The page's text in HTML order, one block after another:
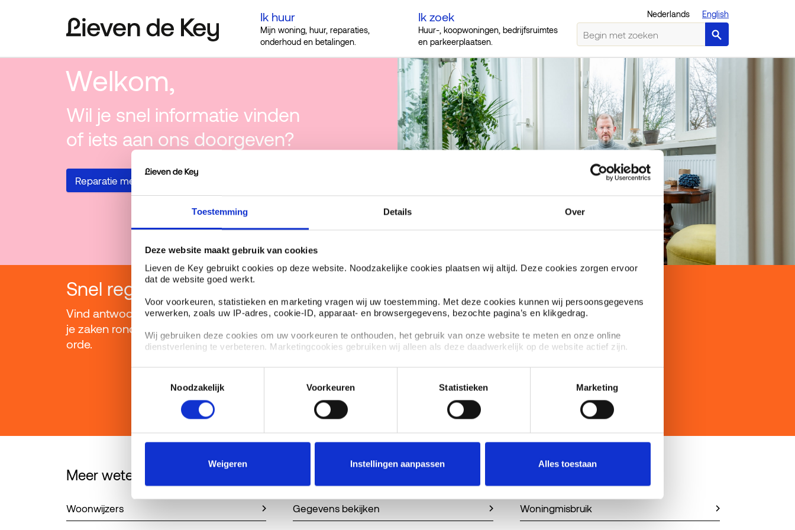
Toestemming Details Over
Deze website maakt gebruik van cookies
Lieven de Key gebruikt cookies op deze website. Noodzakelijke cookies plaatsen wij altijd. Deze cookies zorgen ervoor
dat de website goed werkt.
Voor voorkeuren, statistieken en marketing vragen wij uw toestemming. Met deze cookies kunnen wij persoonsgegevens
verwerken, zoals uw IP-adres, cookie-ID, apparaat- en browsergegevens, bezochte pagina’s en klikgedrag.
Wij gebruiken deze cookies om uw voorkeuren te onthouden, het gebruik van onze website te meten en onze online
dienstverlening te verbeteren. Marketingcookies gebruiken wij alleen als deze daadwerkelijk op de website actief zijn.
U kunt uw toestemming altijd intrekken of aanpassen via het cookie-icoon links onderaan de website. Lees meer in onze
We werken samen met die uw gegevens kunnen ontvangen en verwerken.
Noodzakelijk
Voorkeuren Statistieken Marketing
Weigeren Instellingen aanpassen Alles toestaan
Ik huur
Mijn woning, huur, reparaties,
onderhoud en betalingen.
Ik zoek
Huur-, koopwoningen, bedrijfsruimtes
en parkeerplaatsen.
Nederlands English
Welkom,
Wil je snel informatie vinden
of iets aan ons doorgeven?
Reparatie melden Woning zoeken
Snel regelen
Vind antwoord op je vraag en breng
je zaken rondom huren en wonen op
orde.
Betaaloverzicht bekijken
Tip, klacht of vraag doorgeven
Huur opzeggen
Schimmel en vocht in je woning
Meer weten over
Woonwijzers Gegevens bekijken Woningmisbruik